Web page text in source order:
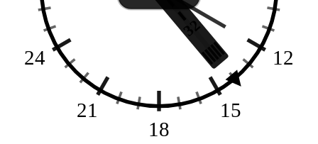
12
15
18
21
24
32